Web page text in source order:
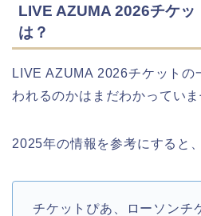
LIVE AZUMA 2026チケッ
は？
LIVE AZUMA 2026チケットの
われるのかはまだわかっていま
2025年の情報を参考にすると、
チケットぴあ、ローソンチ